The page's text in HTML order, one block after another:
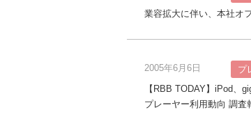
業容拡大に伴い、本社オ
2005年6月6日
プ
【RBB TODAY】iPod、
プレーヤー利用動向 調査